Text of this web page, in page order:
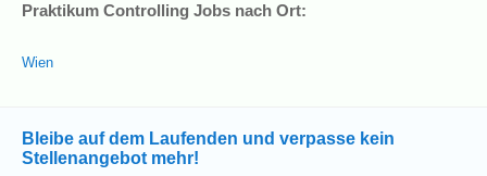
Praktikum Controlling Jobs nach Ort:
Wien
Bleibe auf dem Laufenden und verpasse kein
Stellenangebot mehr!